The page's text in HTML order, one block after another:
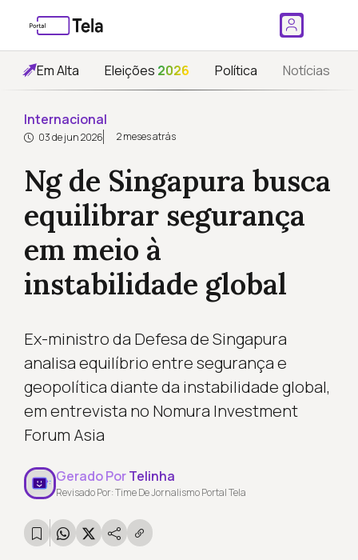
Em Alta Eleições 2026 Política Notícias
Internacional
03 de jun 2026 2 meses atrás
Ng de Singapura busca
equilibrar segurança
em meio à
instabilidade global
Ex-ministro da Defesa de Singapura
analisa equilíbrio entre segurança e
geopolítica diante da instabilidade global,
em entrevista no Nomura Investment
Forum Asia
Gerado PorTelinha
Revisado Por: Time De Jornalismo Portal Tela